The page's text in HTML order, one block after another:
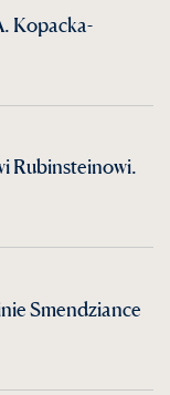
Kopacka-
Rubinsteinowi.
Smendziance